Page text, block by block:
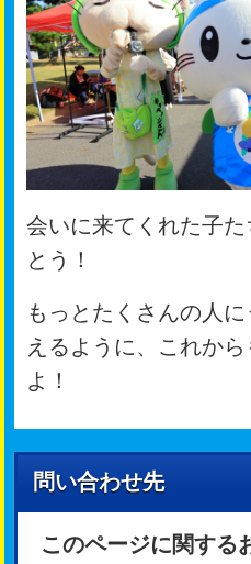
会いに来てくれた子
とう！
もっとたくさんの人
えるように、これから
よ！
問い合わせ先
このページに関する